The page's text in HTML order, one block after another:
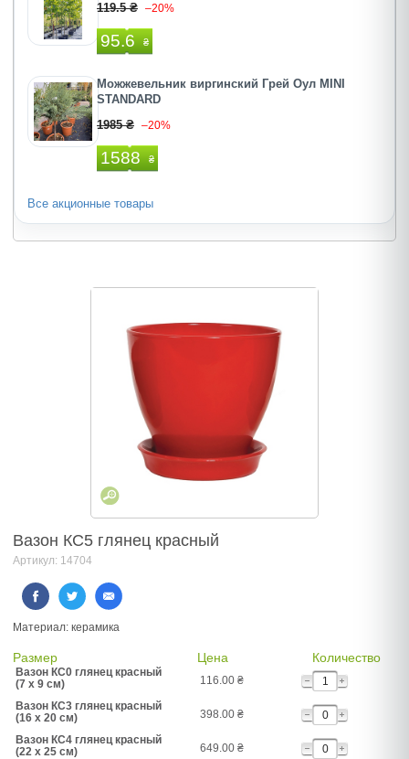
119.5 ₴ –20%
95.6 ₴
Можжевельник виргинский Грей Оул MINI
STANDARD
1985 ₴ –20%
1588 ₴
Все акционные товары
Вазон КС5 глянец красный
Артикул: 14704
Материал: керамика
Размер Цена Количество
Вазон КС0 глянец красный
(7 x 9 см)
116.00 ₴
Вазон КС3 глянец красный
(16 x 20 см)
398.00 ₴
Вазон КС4 глянец красный
(22 x 25 см)
649.00 ₴